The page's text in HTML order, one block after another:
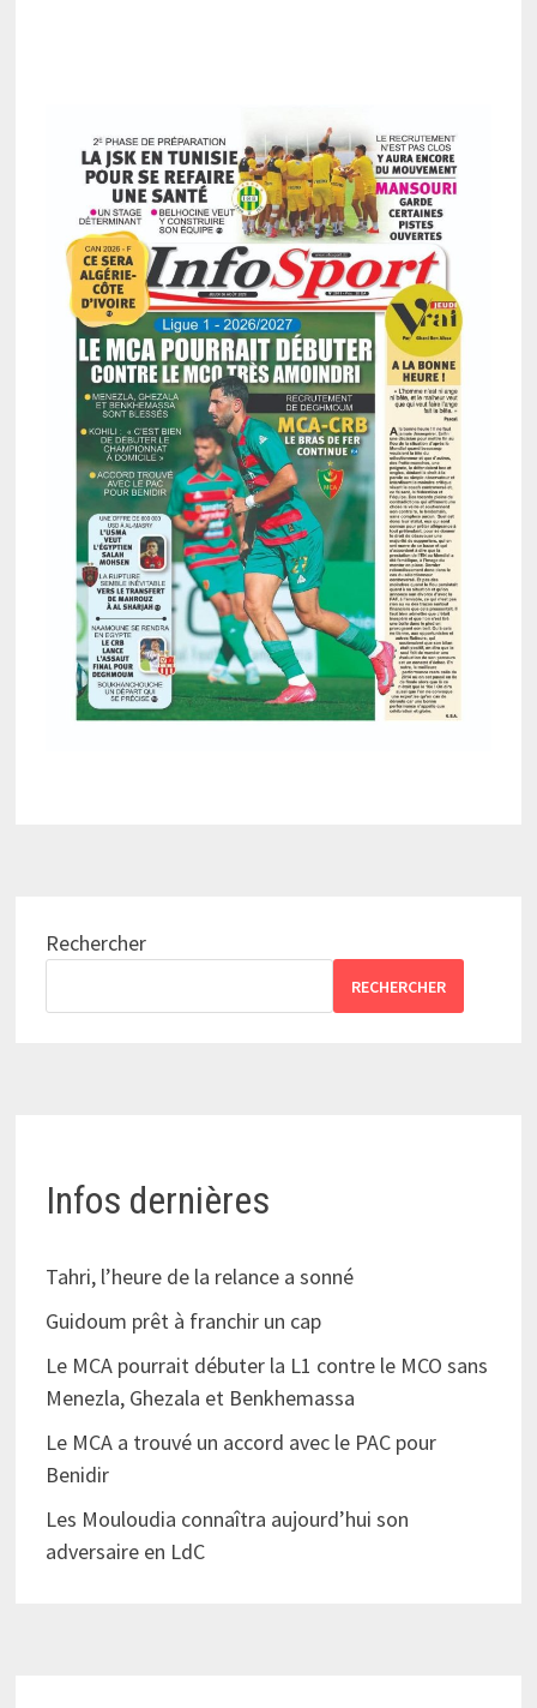
Rechercher
RECHERCHER
Infos dernières
Tahri, l’heure de la relance a sonné
Guidoum prêt à franchir un cap
Le MCA pourrait débuter la L1 contre le MCO sans
Menezla, Ghezala et Benkhemassa
Le MCA a trouvé un accord avec le PAC pour
Benidir
Les Mouloudia connaîtra aujourd’hui son
adversaire en LdC